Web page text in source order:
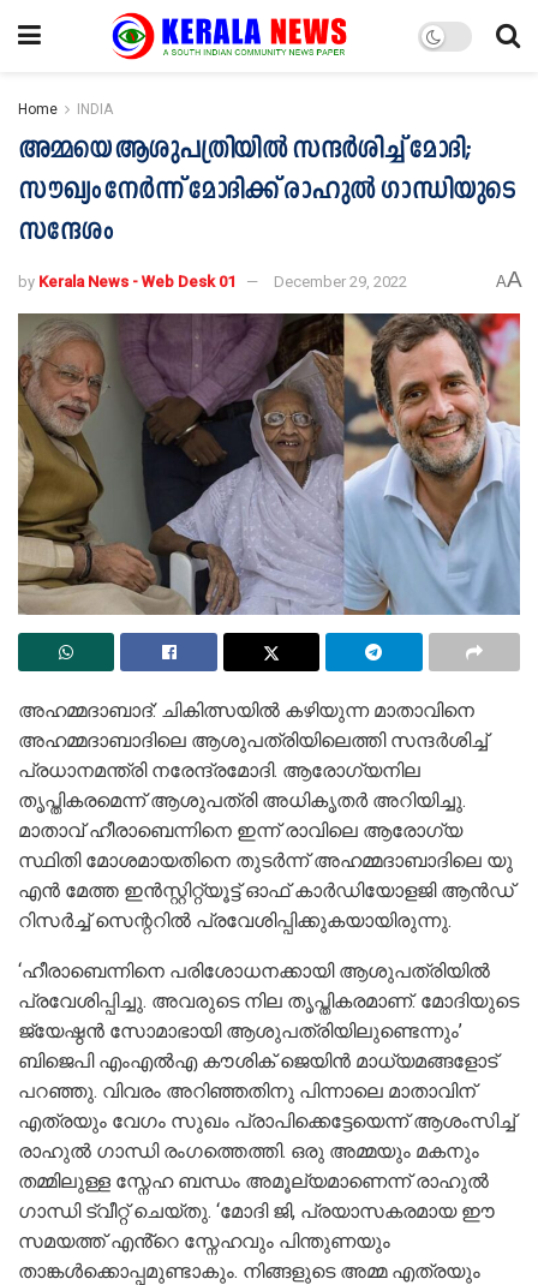
Home INDIA
അമ്മയെ ആശുപത്രിയില്‍ സന്ദര്‍ശിച്ച് മോദി;
സൗഖ്യം നേര്‍ന്ന് മോദിക്ക് രാഹുല്‍ ഗാന്ധിയുടെ
സന്ദേശം
by Kerala News - Web Desk 01 December 29, 2022 AA
അഹമ്മദാബാദ്: ചികിത്സയിൽ കഴിയുന്ന മാതാവിനെ
അഹമ്മദാബാദിലെ ആശുപത്രിയിലെത്തി സന്ദർശിച്ച്
പ്രധാനമന്ത്രി നരേന്ദ്രമോദി. ആരോഗ്യനില
തൃപ്തികരമെന്ന് ആശുപത്രി അധികൃതർ അറിയിച്ചു.
മാതാവ് ഹീരാബെന്നിനെ ഇന്ന് രാവിലെ ആരോഗ്യ
സ്ഥിതി മോശമായതിനെ തുടർന്ന് അഹമ്മദാബാദിലെ യു
എൻ മേത്ത ഇൻസ്റ്റിറ്റ്യൂട്ട് ഓഫ് കാർഡിയോളജി ആൻഡ്
റിസർച്ച് സെന്ററിൽ പ്രവേശിപ്പിക്കുകയായിരുന്നു.
‘ഹീരാബെന്നിനെ പരിശോധനക്കായി ആശുപത്രിയിൽ
പ്രവേശിപ്പിച്ചു. അവരുടെ നില തൃപ്തികരമാണ്. മോദിയുടെ
ജ്യേഷ്ഠൻ സോമാഭായി ആശുപത്രിയിലുണ്ടെന്നും’
ബിജെപി എംഎൽഎ കൗശിക് ജെയിൻ മാധ്യമങ്ങളോട്
പറഞ്ഞു. വിവരം അറിഞ്ഞതിനു പിന്നാലെ മാതാവിന്
എത്രയും വേഗം സുഖം പ്രാപിക്കെട്ടേയെന്ന് ആശംസിച്ച്
രാഹുൽ ഗാന്ധി രംഗത്തെത്തി. ഒരു അമ്മയും മകനും
തമ്മിലുള്ള സ്നേഹ ബന്ധം അമൂല്യമാണെന്ന് രാഹുൽ
ഗാന്ധി ട്വീറ്റ് ചെയ്തു. ‘മോദി ജി, പ്രയാസകരമായ ഈ
സമയത്ത് എൻ്റെ സ്നേഹവും പിന്തുണയും
താങ്കൾക്കൊപ്പമുണ്ടാകും. നിങ്ങളുടെ അമ്മ എത്രയും